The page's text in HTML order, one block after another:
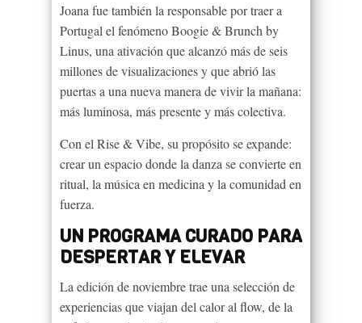
Joana fue también la responsable por traer a
Portugal el fenómeno Boogie & Brunch by
Linus, una ativación que alcanzó más de seis
millones de visualizaciones y que abrió las
puertas a una nueva manera de vivir la mañana:
más luminosa, más presente y más colectiva.
Con el Rise & Vibe, su propósito se expande:
crear un espacio donde la danza se convierte en
ritual, la música en medicina y la comunidad en
fuerza.
UN PROGRAMA CURADO PARA
DESPERTAR Y ELEVAR
La edición de noviembre trae una selección de
experiencias que viajan del calor al flow, de la